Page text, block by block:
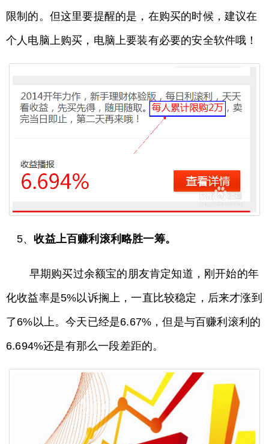
限制的。但这里要提醒的是，在购买的时候，建议在
个人电脑上购买，电脑上要装有必要的安全软件哦！
5、收益上百赚利滚利略胜一筹。
早期购买过余额宝的朋友肯定知道，刚开始的年
化收益率是5%以诉搁上，一直比较稳定，后来才涨到
了6%以上。今天已经是6.67%，但是与百赚利滚利的
6.694%还是有那么一段差距的。